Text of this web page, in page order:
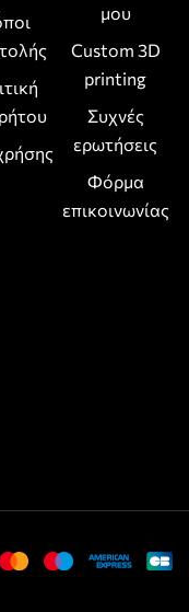
μου
Custom 3D
printing
Συχνές
ερωτήσεις
Φόρμα
επικοινωνίας